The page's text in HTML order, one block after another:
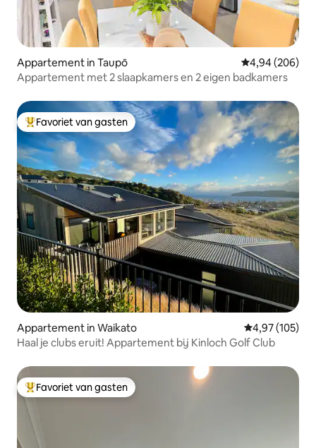
Appartement in Taupō Gemiddelde
4,94 (206)
Appartement met 2 slaapkamers en 2 eigen badkamers
Topfavoriet van gasten
Favoriet van gasten
Appartement in Waikato Gemiddelde
4,97 (105)
Haal je clubs eruit! Appartement bij Kinloch Golf Club
Topfavoriet van gasten
Favoriet van gasten